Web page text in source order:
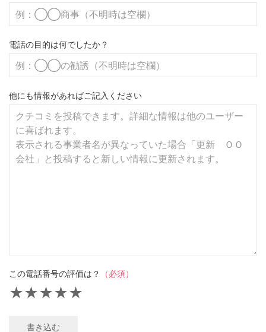
電話の目的は何でしたか？
他にも情報があればご記入ください
この電話番号の評価は？ （必須）
★
★
★
★
★
書き込む